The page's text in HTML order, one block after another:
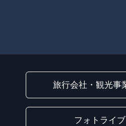
旅行会社・観光事
フォトライ